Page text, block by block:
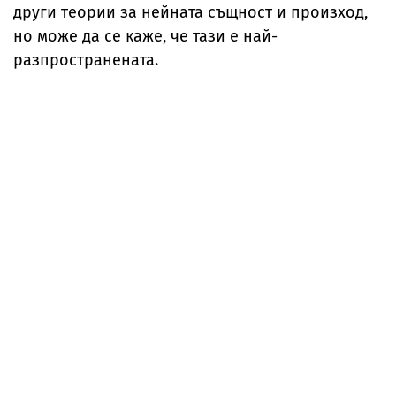
други теории за нейната същност и произход,
но може да се каже, че тази е най-
разпространената.